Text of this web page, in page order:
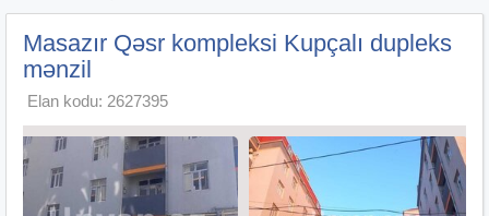
Masazır Qəsr kompleksi Kupçalı dupleks
mənzil
Elan kodu: 2627395